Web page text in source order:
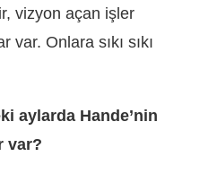
vizyon açan işler
var. Onlara sıkı sıkı
aylarda Hande’nin
var?